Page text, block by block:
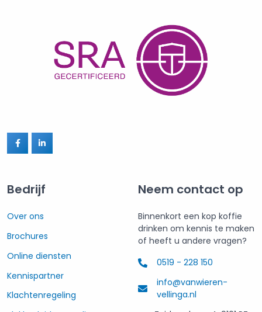
Bedrijf
Over ons
Brochures
Online diensten
Kennispartner
Klachtenregeling
Neem contact op
Binnenkort een kop koffie
drinken om kennis te maken
of heeft u andere vragen?
0519 - 228 150
info@vanwieren-
vellinga.nl